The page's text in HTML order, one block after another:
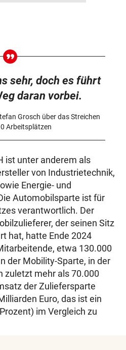
sehr, doch es führt
daran vorbei.
Grosch über das Streichen
Arbeitsplätzen
ist unter anderem als
von Industrietechnik,
Energie- und
Automobilsparte ist für
verantwortlich. Der
der seinen Sitz
hat, hatte Ende 2024
etwa 130.000
der Mobility-Sparte, in der
zuletzt mehr als 70.000
der Zuliefersparte
Euro, das ist ein
im Vergleich zu